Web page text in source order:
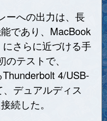
ーへの出力は、長
であり、MacBook
さらに近づける手
テストで、
4/USB-
デュアルディス
続した。